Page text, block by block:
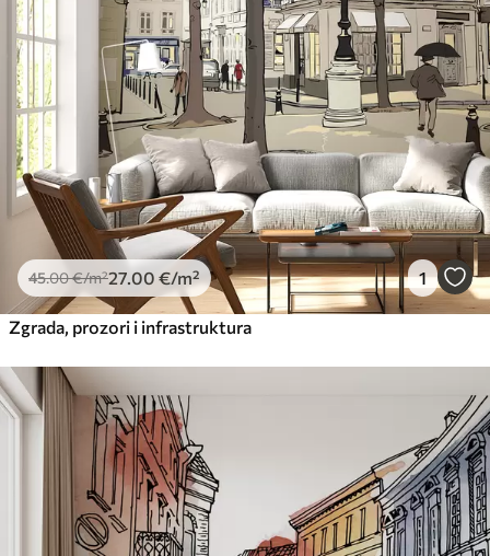
56 .00 € /m²
Premium vinil
66 40.00 /m²
Peel and Stick
81.67 49.00€/m²
45.00€/m²27.00 €/m² 1
Zgrada, prozori i infrastruktura